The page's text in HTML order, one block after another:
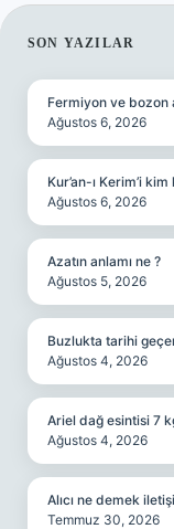
SON YAZILAR
Fermiyon ve bozon
Ağustos 6, 2026
Kur’an-ı Kerim’i
Ağustos 6, 2026
Azatın anlamı ne ?
Ağustos 5, 2026
Buzlukta tarihi
Ağustos 4, 2026
Ariel dağ esintisi 7
Ağustos 4, 2026
Alıcı ne demek
Temmuz 30, 2026